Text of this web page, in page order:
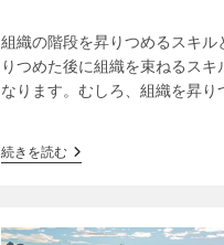
組織の階段を昇りつめるスキル
りつめた後に組織を束ねるスキ
なります。むしろ、組織を昇り
えば、組織を昇りつめるために
続きを読む